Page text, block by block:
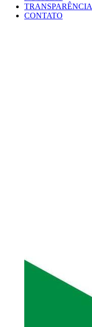
TRANSPARÊNCIA
CONTATO